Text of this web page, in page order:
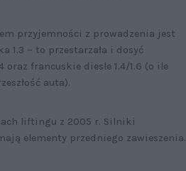
przyjemności z prowadzenia jest
1.3 – to przestarzała i dosyć
oraz francuskie diesle 1.4/1.6 (o ile
auta).
liftingu z 2005 r. Silniki
elementy przedniego zawieszenia.